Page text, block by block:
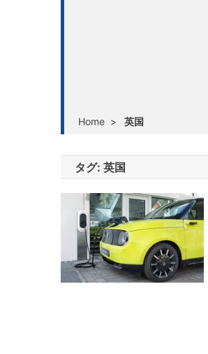
Home > 英国
タグ: 英国